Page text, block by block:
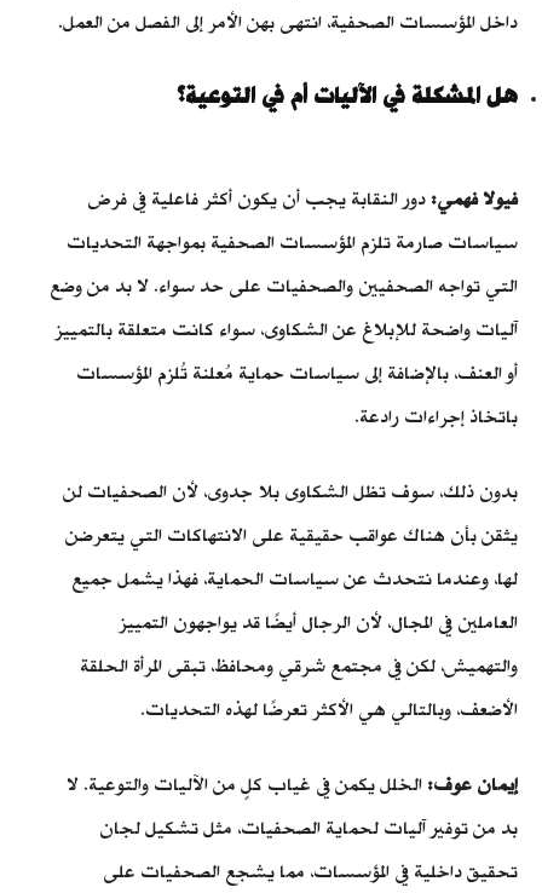
داخل المؤسسات الصحفية، انتهى بهن الأمر إلى الفصل من العمل.
هل المشكلة في الآليات أم في التوعية؟
فيولا فهمي: دور النقابة يجب أن يكون أكثر فاعلية في فرض
سياسات صارمة تلزم المؤسسات الصحفية بمواجهة التحديات
التي تواجه الصحفيين والصحفيات على حد سواء. لا بد من وضع
آليات واضحة للإبلاغ عن الشكاوى، سواء كانت متعلقة بالتمييز
أو العنف، بالإضافة إلى سياسات حماية مُعلنة تُلزم المؤسسات
باتخاذ إجراءات رادعة.
بدون ذلك، سوف تظل الشكاوى بلا جدوى، لأن الصحفيات لن
يثقن بأن هناك عواقب حقيقية على الانتهاكات التي يتعرضن
لها، وعندما نتحدث عن سياسات الحماية، فهذا يشمل جميع
العاملين في المجال، لأن الرجال أيضًا قد يواجهون التمييز
والتهميش، لكن في مجتمع شرقي ومحافظ، تبقى المرأة الحلقة
الأضعف، وبالتالي هي الأكثر تعرضًا لهذه التحديات.
إيمان عوف: الخلل يكمن في غياب كلٍ من الآليات والتوعية. لا
بد من توفير آليات لحماية الصحفيات، مثل تشكيل لجان
تحقيق داخلية في المؤسسات، مما يشجع الصحفيات على